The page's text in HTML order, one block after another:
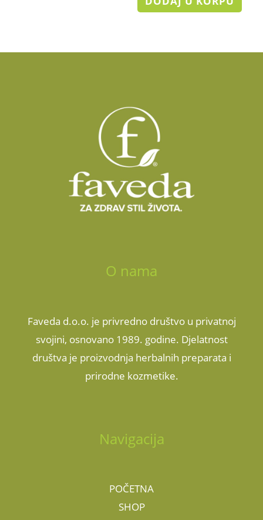
O nama
Faveda d.o.o. je privredno društvo u privatnoj
svojini, osnovano 1989. godine. Djelatnost
društva je proizvodnja herbalnih preparata i
prirodne kozmetike.
Navigacija
POČETNA
SHOP